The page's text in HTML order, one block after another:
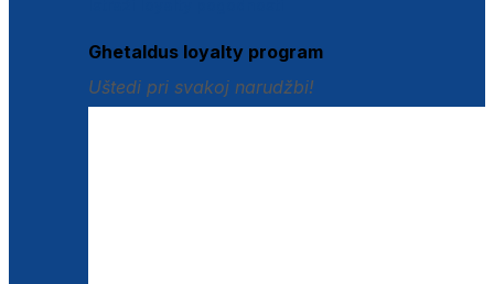
Ghetaldus loyalty program
Uštedi pri svakoj narudžbi!